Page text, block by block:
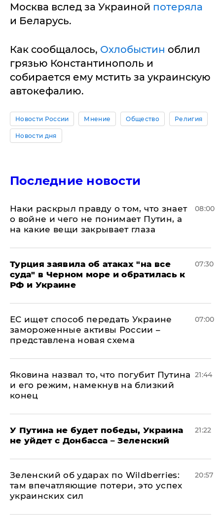
Москва вслед за Украиной потеряла
и Беларусь.
Как сообщалось, Охлобыстин облил
грязью Константинополь и
собирается ему мстить за украинскую
автокефалию.
Новости России Мнение Общество Религия
Новости дня
Последние новости
Наки раскрыл правду о том, что знает
о войне и чего не понимает Путин, а
на какие вещи закрывает глаза
08:00
Турция заявила об атаках "на все
суда" в Черном море и обратилась к
РФ и Украине
07:30
ЕС ищет способ передать Украине
замороженные активы России –
представлена новая схема
07:00
Яковина назвал то, что погубит Путина
и его режим, намекнув на близкий
конец
21:44
У Путина не будет победы, Украина
не уйдет с Донбасса – Зеленский
21:22
Зеленский об ударах по Wildberries:
там впечатляющие потери, это успех
украинских сил
20:57